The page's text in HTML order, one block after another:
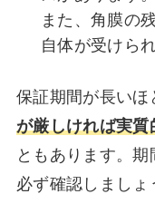
また、角膜の
自体が受けら
保証期間が長い
が厳しければ実
ともあります。
必ず確認しましょ